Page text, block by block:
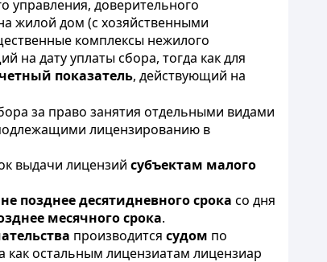
управления, доверительного
жилой дом (с хозяйственными
комплексы нежилого
на дату уплаты сбора, тогда как для
показатель, действующий на
за право занятия отдельными видами
лицензированию в
выдачи лицензий субъектам малого
не позднее десятидневного срока со дня
месячного срока.
производится судом по
остальным лицензиатам лицензиар